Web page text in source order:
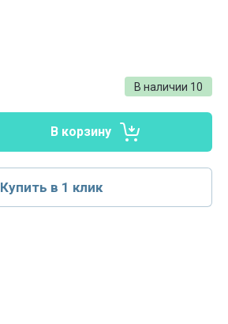
В наличии 10
В корзину
Купить в 1 клик